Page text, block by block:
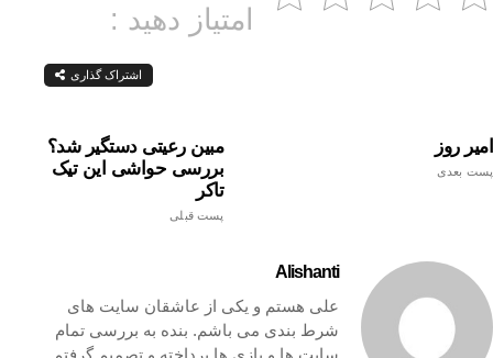
امتیاز دهید :
اشتراک گذاری
مبین رعیتی دستگیر شد؟
بررسی حواشی این تیک
تاکر
پست قبلی
امیر روز
پست بعدی
Alishanti
علی هستم و یکی از عاشقان سایت های
شرط بندی می باشم. بنده به بررسی تمام
سایت ها و بازی ها پرداخته و تصمیم گرفتم